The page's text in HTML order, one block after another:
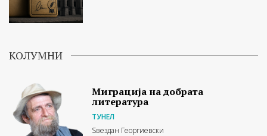
КОЛУМНИ
Миграција на добрата
литература
ТУНЕЛ
Ѕвездан Георгиевски